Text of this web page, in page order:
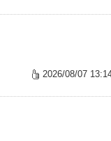
2026/08/07